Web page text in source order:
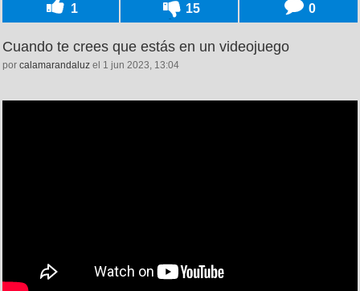
1 15 0
Cuando te crees que estás en un videojuego
por calamarandaluz el 1 jun 2023, 13:04